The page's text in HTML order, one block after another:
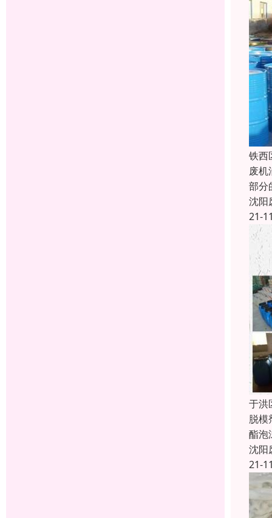
铁西
废
部分
沈阳
21-
于洪
脱模
酯泡
沈阳
21-